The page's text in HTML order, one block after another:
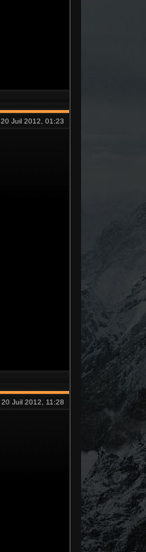
20 Juil 2012, 01:23
20 Juil 2012, 11:28